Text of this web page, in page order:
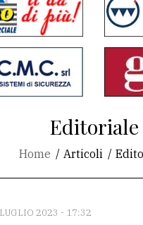
Editoriale
Home Articoli
2023 - 17:32